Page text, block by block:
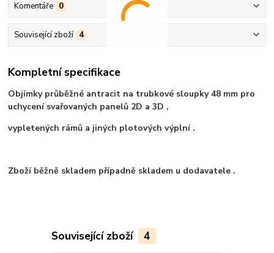
Komentáře 0
Související zboží 4
Kompletní specifikace
Objímky průběžné antracit na trubkové sloupky 48 mm pro
uchycení svařovaných panelů 2D a 3D ,
vypletených rámů a jiných plotových výplní .
Zboží běžně skladem případně skladem u dodavatele .
Související zboží 4